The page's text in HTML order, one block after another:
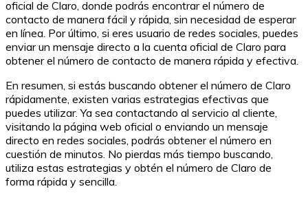
oficial de Claro, donde podrás encontrar el número de
contacto de manera fácil y rápida, sin necesidad de esperar
en línea. Por último, si eres usuario de redes sociales, puedes
enviar un mensaje directo a la cuenta oficial de Claro para
obtener el número de contacto de manera rápida y efectiva.
En resumen, si estás buscando obtener el número de Claro
rápidamente, existen varias estrategias efectivas que
puedes utilizar. Ya sea contactando al servicio al cliente,
visitando la página web oficial o enviando un mensaje
directo en redes sociales, podrás obtener el número en
cuestión de minutos. No pierdas más tiempo buscando,
utiliza estas estrategias y obtén el número de Claro de
forma rápida y sencilla.